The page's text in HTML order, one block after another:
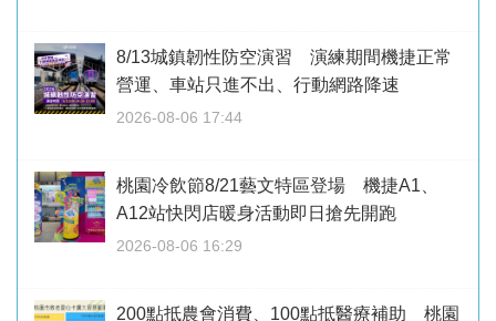
8/13城鎮韌性防空演習 演練期間機捷正常
營運、車站只進不出、行動網路降速
2026-08-06 17:44
桃園冷飲節8/21藝文特區登場 機捷A1、
A12站快閃店暖身活動即日搶先開跑
2026-08-06 16:29
200點抵農會消費、100點抵醫療補助 桃園